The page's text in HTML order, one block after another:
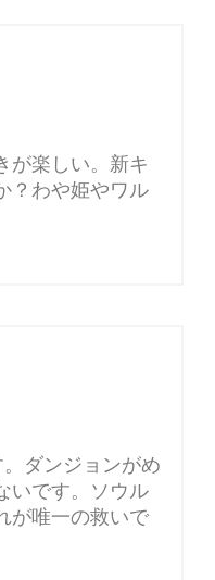
が楽しい。新キ
？わや姫やワル
ダンジョンがめ
いです。ソウル
が唯一の救いで